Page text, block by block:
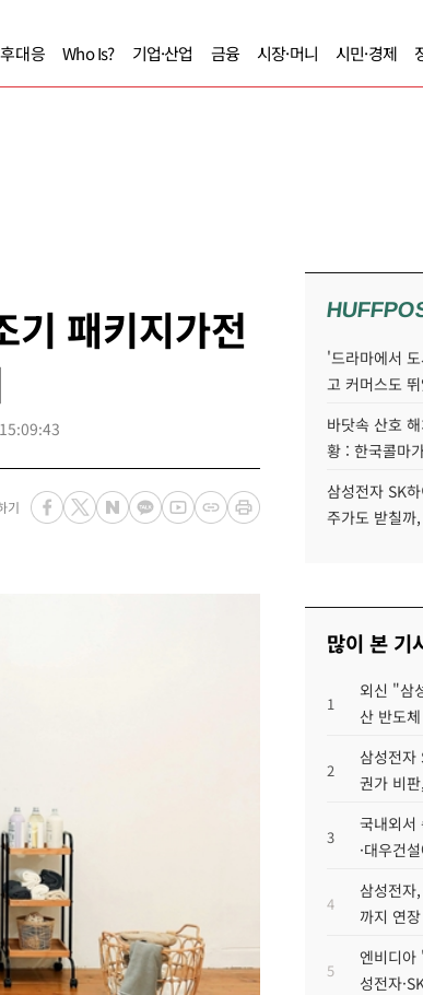
대응 Who Is? 기업·산업 금융 시장·머니 시민·경제
기 패키지가전
기
'드라마에서
고 커머스도
바닷속 산호
황 : 한국콜마
삼성전자 SK
주가도 받칠까
많이 본 기
1
외신 "삼
산 반도
2
삼성전자
권가 비
3
국내외서
·대우건
4
삼성전자
까지 연장
5
엔비디아
성전자